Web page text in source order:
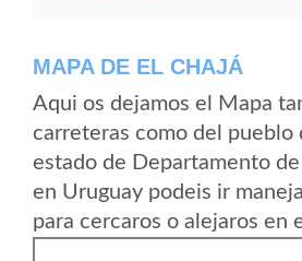
MAPA DE EL CHAJÁ
Aqui os dejamos el Mapa
carreteras como del pueblo
estado de Departamento de
en Uruguay podeis ir
para cercaros o alejaros en